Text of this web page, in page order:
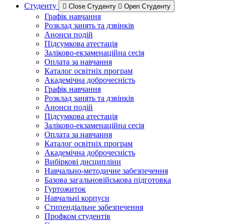
Студенту
Close Студенту Open Студенту
Графік навчання
Розклад занять та дзвінків
Анонси подій
Підсумкова атестація
Заліково-екзаменаційна сесія
Оплата за навчання
Каталог освітніх програм
Академічна доброчесність
Графік навчання
Розклад занять та дзвінків
Анонси подій
Підсумкова атестація
Заліково-екзаменаційна сесія
Оплата за навчання
Каталог освітніх програм
Академічна доброчесність
Вибіркові дисципліни
Навчально-методичне забезпечення
Базова загальновійськова підготовка
Гуртожиток
Навчальні корпуси
Стипендіальне забезпечення
Профком студентів